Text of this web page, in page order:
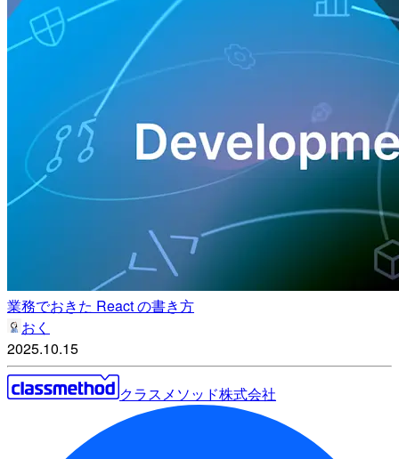
業務でおきた React の書き方
おく
2025.10.15
クラスメソッド株式会社